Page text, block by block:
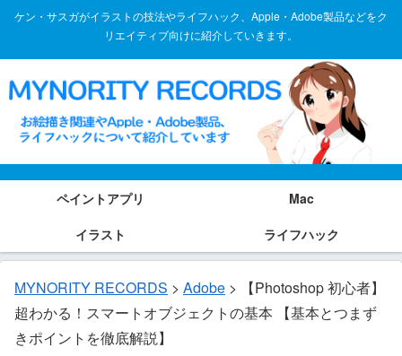
ケン・サスガがイラストの技法やライフハック、Apple・Adobe製品などをク
リエイティブ向けに紹介していきます。
ペイントアプリ
Mac
イラスト
ライフハック
MYNORITY RECORDS > Adobe >
【Photoshop 初心者】
超わかる！スマートオブジェクトの基本 【基本とつまず
きポイントを徹底解説】